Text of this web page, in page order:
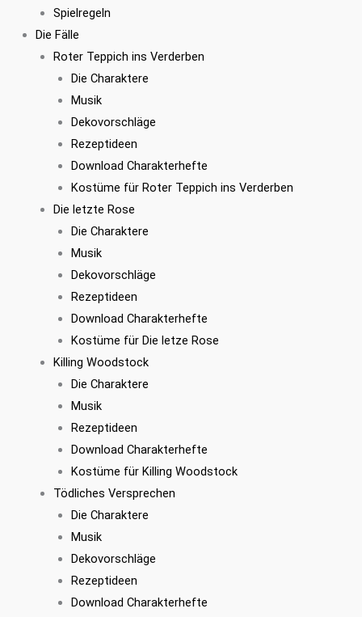
Spielregeln
Die Fälle
Roter Teppich ins Verderben
Die Charaktere
Musik
Dekovorschläge
Rezeptideen
Download Charakterhefte
Kostüme für Roter Teppich ins Verderben
Die letzte Rose
Die Charaktere
Musik
Dekovorschläge
Rezeptideen
Download Charakterhefte
Kostüme für Die letze Rose
Killing Woodstock
Die Charaktere
Musik
Rezeptideen
Download Charakterhefte
Kostüme für Killing Woodstock
Tödliches Versprechen
Die Charaktere
Musik
Dekovorschläge
Rezeptideen
Download Charakterhefte